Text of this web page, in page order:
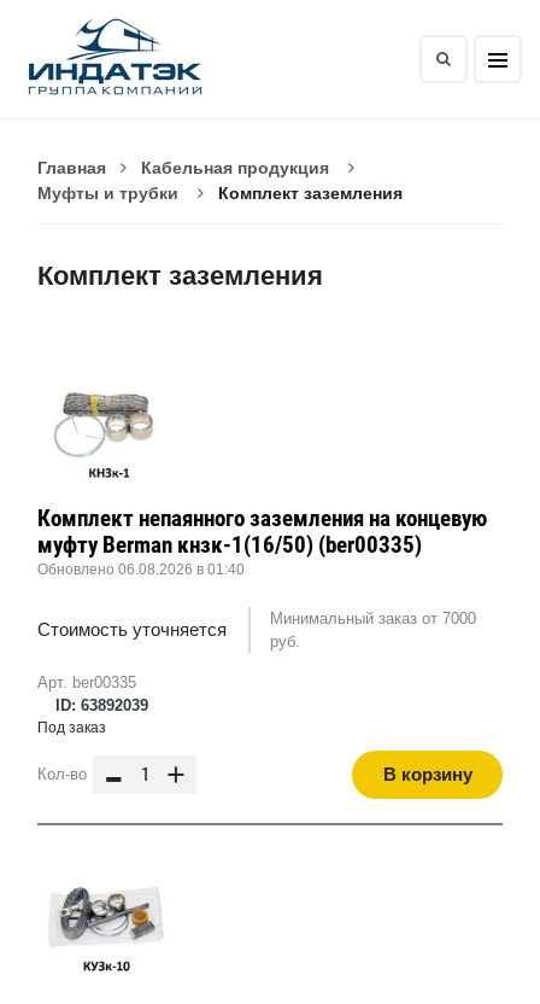
Главная
Кабельная продукция
Муфты и трубки
Комплект заземления
Комплект заземления
Арт. ber00335
ID: 63892039
Комплект непаянного заземления на концевую
муфту Berman кнзк-1(16/50) (ber00335)
Обновлено 06.08.2026 в 01:40
Стоимость уточняется
Минимальный заказ от 7000
руб.
Под заказ
Кол-во - + В корзину